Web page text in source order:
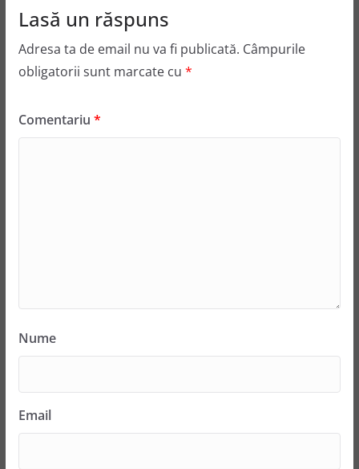
Lasă un răspuns
Adresa ta de email nu va fi publicată. Câmpurile
obligatorii sunt marcate cu *
Comentariu *
Nume
Email